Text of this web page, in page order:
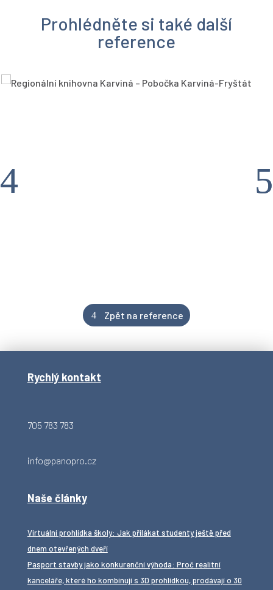
Prohlédněte si také další
reference
Zpět na reference
Rychlý kontakt
705 783 783
info@panopro.cz
Naše články
Virtuální prohlídka školy: Jak přilákat studenty ještě před
dnem otevřených dveří
Pasport stavby jako konkurenční výhoda: Proč realitní
kanceláře, které ho kombinují s 3D prohlídkou, prodávají o 30